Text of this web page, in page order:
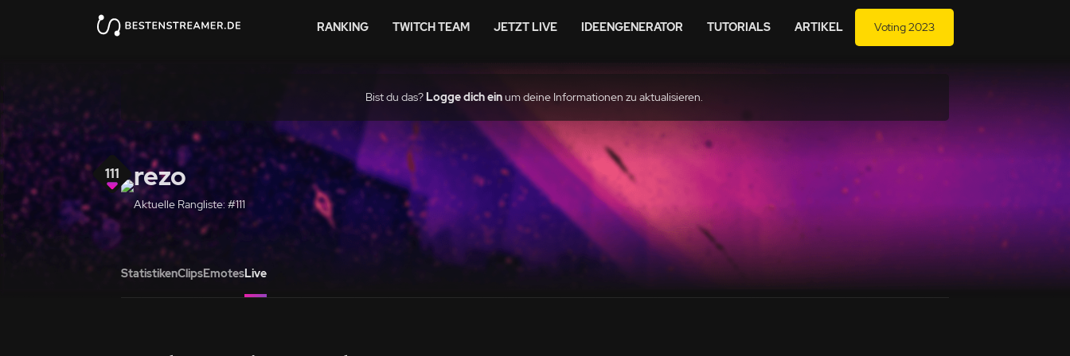
RANKING TWITCH TEAM JETZT LIVE IDEENGENERATOR TUTORIALS ARTIKEL Voting 2023
Bist du das?Logge dich einum deine Informationen zu aktualisieren.
111 rezo
Aktuelle Rangliste: #111
StatistikenClipsEmotesLive